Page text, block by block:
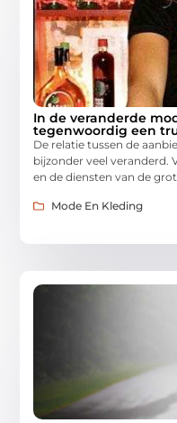
In de veranderde
tegenwoordig een
De relatie tussen de
bijzonder veel veranderd.
en de diensten van de
Mode En Kleding